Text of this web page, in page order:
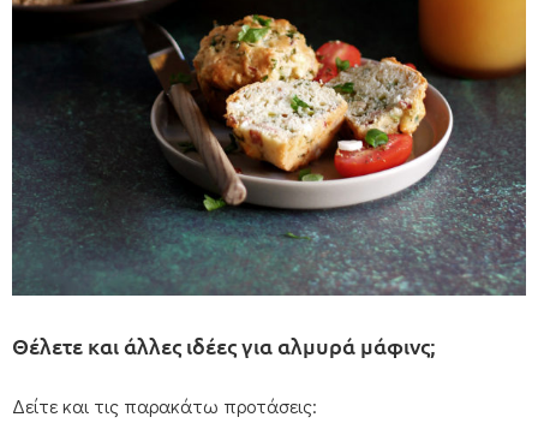
Θέλετε και άλλες ιδέες για αλμυρά μάφινς;
Δείτε και τις παρακάτω προτάσεις: